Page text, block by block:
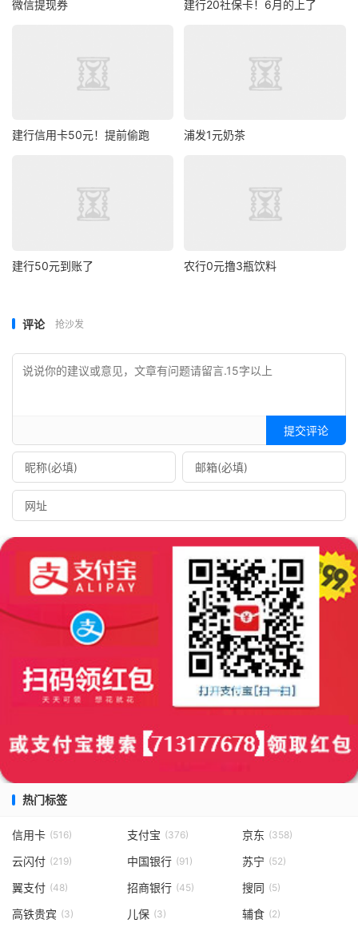
微信提现券 建行20社保卡！6月的上了
建行信用卡50元！提前偷跑 浦发1元奶茶
建行50元到账了 农行0元撸3瓶饮料
评论 抢沙发
提交评论
热门标签
信用卡 (516) 支付宝 (376) 京东 (358)
云闪付 (219) 中国银行 (91) 苏宁 (52)
翼支付 (48) 招商银行 (45) 搜同 (5)
高铁贵宾 (3) 儿保 (3) 辅食 (2)